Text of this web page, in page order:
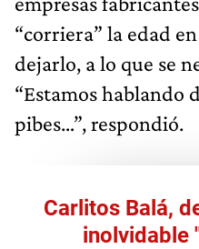
“corriera” la edad
dejarlo, a lo que se
“Estamos hablando
pibes…”, respondió.
Carlitos Balá,
inolvidable